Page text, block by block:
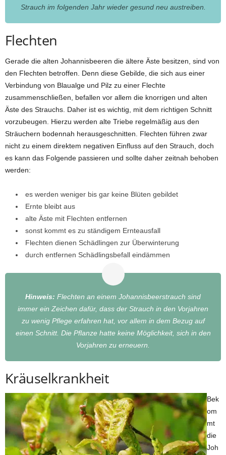
Strauch im folgenden Jahr wieder gesund neu austreiben.
Flechten
Gerade die alten Johannisbeeren die ältere Äste besitzen, sind von
den Flechten betroffen. Denn diese Gebilde, die sich aus einer
Verbindung von Blaualge und Pilz zu einer Flechte
zusammenschließen, befallen vor allem die knorrigen und alten
Äste des Strauchs. Daher ist es wichtig, mit dem richtigen Schnitt
vorzubeugen. Hierzu werden alte Triebe regelmäßig aus den
Sträuchern bodennah herausgeschnitten. Flechten führen zwar
nicht zu einem direktem negativen Einfluss auf den Strauch, doch
es kann das Folgende passieren und sollte daher zeitnah behoben
werden:
es werden weniger bis gar keine Blüten gebildet
Ernte bleibt aus
alte Äste mit Flechten entfernen
sonst kommt es zu ständigem Ernteausfall
Flechten dienen Schädlingen zur Überwinterung
durch entfernen Schädlingsbefall eindämmen
Hinweis: Flechten an einem Johannisbeerstrauch sind
immer ein Zeichen dafür, dass der Strauch in den Vorjahren
zu wenig Pflege erfahren hat, vor allem in dem Bezug auf
einen Schnitt. Die Pflanze hatte keine Möglichkeit, sich in den
Vorjahren zu erneuern.
Kräuselkrankheit
Bek
om
mt
die
Joh